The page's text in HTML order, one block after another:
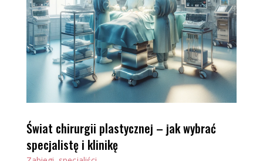
Świat chirurgii plastycznej – jak wybrać
specjalistę i klinikę